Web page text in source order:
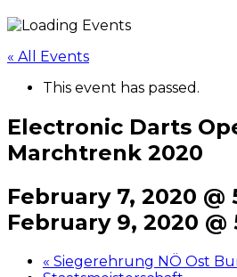
« All Events
This event has passed.
Electronic Darts
Marchtrenk 2020
February 7, 2020 @
February 9, 2020 @
« Siegerehrung NÖ Ost